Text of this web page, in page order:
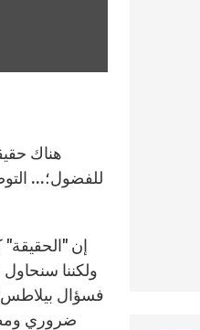
للفضول؛...
إن
ولكننا
فسؤال بيلاطس:
ضروري